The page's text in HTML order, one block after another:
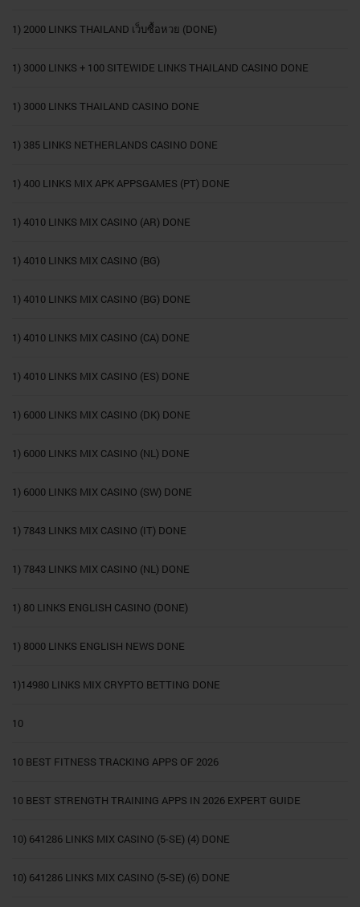
1) 2000 LINKS THAILAND เว็บซื้อหวย (DONE)
1) 3000 LINKS + 100 SITEWIDE LINKS THAILAND CASINO DONE
1) 3000 LINKS THAILAND CASINO DONE
1) 385 LINKS NETHERLANDS CASINO DONE
1) 400 LINKS MIX APK APPSGAMES (PT) DONE
1) 4010 LINKS MIX CASINO (AR) DONE
1) 4010 LINKS MIX CASINO (BG)
1) 4010 LINKS MIX CASINO (BG) DONE
1) 4010 LINKS MIX CASINO (CA) DONE
1) 4010 LINKS MIX CASINO (ES) DONE
1) 6000 LINKS MIX CASINO (DK) DONE
1) 6000 LINKS MIX CASINO (NL) DONE
1) 6000 LINKS MIX CASINO (SW) DONE
1) 7843 LINKS MIX CASINO (IT) DONE
1) 7843 LINKS MIX CASINO (NL) DONE
1) 80 LINKS ENGLISH CASINO (DONE)
1) 8000 LINKS ENGLISH NEWS DONE
1)14980 LINKS MIX CRYPTO BETTING DONE
10
10 BEST FITNESS TRACKING APPS OF 2026
10 BEST STRENGTH TRAINING APPS IN 2026 EXPERT GUIDE
10) 641286 LINKS MIX CASINO (5-SE) (4) DONE
10) 641286 LINKS MIX CASINO (5-SE) (6) DONE